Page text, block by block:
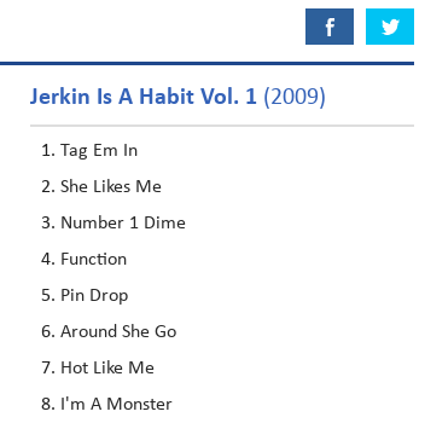
Jerkin Is A Habit Vol. 1 (2009)
Tag Em In
She Likes Me
Number 1 Dime
Function
Pin Drop
Around She Go
Hot Like Me
I'm A Monster